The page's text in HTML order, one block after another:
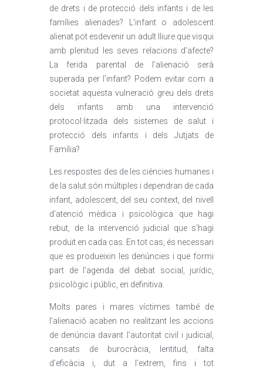
de drets i de protecció dels infants i de les
famílies alienades? L’infant o adolescent
alienat pot esdevenir un adult lliure que visqui
amb plenitud les seves relacions d’afecte?
La ferida parental de l’alienació serà
superada per l’infant? Podem evitar com a
societat aquesta vulneració greu dels drets
dels infants amb una intervenció
protocol·litzada dels sistemes de salut i
protecció dels infants i dels Jutjats de
Família?
Les respostes des de les ciències humanes i
de la salut són múltiples i dependran de cada
infant, adolescent, del seu context, del nivell
d’atenció mèdica i psicològica que hagi
rebut, de la intervenció judicial que s’hagi
produït en cada cas. En tot cas, és necessari
que es produeixin les denúncies i que formi
part de l’agenda del debat social, jurídic,
psicològic i públic, en definitiva.
Molts pares i mares víctimes també de
l’alienació acaben no realitzant les accions
de denúncia davant l’autoritat civil i judicial,
cansats de burocràcia, lentitud, falta
d’eficàcia i, dut a l’extrem, fins i tot